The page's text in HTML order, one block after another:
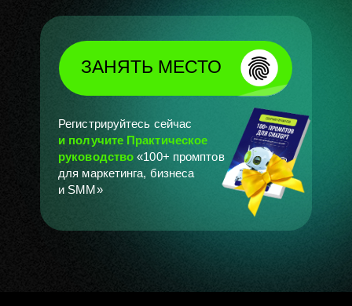
ЗАНЯТЬ МЕСТО
Регистрируйтесь сейчас
и получите Практическое
руководство «100+ промптов
для маркетинга, бизнеса
и SMM»